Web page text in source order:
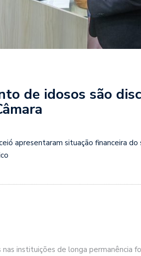
de idosos são
apresentaram situação financeira do
instituições de longa permanência